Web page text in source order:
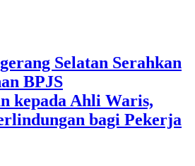
Selatan Serahkan
BPJS
kepada Ahli Waris,
bagi Pekerja